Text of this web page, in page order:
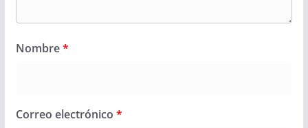
Nombre*
Correo electrónico *